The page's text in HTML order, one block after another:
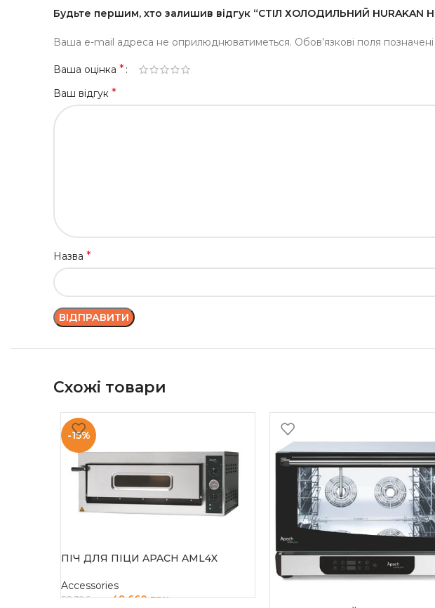
Будьте першим, хто залишив відгук “СТІЛ ХОЛОДИЛЬНИЙ HURAKAN
Ваша e-mail адреса не оприлюднюватиметься. Обов’язкові поля позначені
Ваша оцінка *
Ваш відгук *
Назва *
Схожі товари
-15%
ПІЧ ДЛЯ ПІЦИ APACH AML4X
Accessories
58 396грн 49 660грн